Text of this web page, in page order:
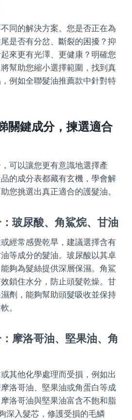
同的解決方案。您是否正在為
是否有分岔、斷裂的困擾？抑
來更有光澤、更健康？明確您
幫助您縮小選擇範圍，找到真
例如全聯髮油推薦款中針對特
關鍵成分，揀選適合
可以讓您更有意識地選擇產
的成分表都藏有玄機，學會解
您挑選出真正適合的護髮油。
玻尿酸、角鯊烷、甘油
經常感覺乾旱，建議選擇含有
等成分的髮油。玻尿酸以其卓
夠為髮絲提供深層保濕。角鯊
鎖住水分，防止頭髮乾燥。甘
劑，能夠幫助頭髮吸收並保持
。
摩洛哥油、堅果油、角
其他化學處理而受損，例如出
洛哥油、堅果油或角蛋白等成
洛哥油與堅果油富含不飽和脂
深入髮芯，修護受損的毛鱗